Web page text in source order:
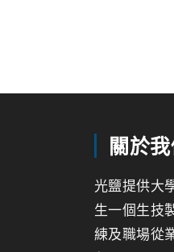
關於
光鹽提供大
生一個生技
練及職場從